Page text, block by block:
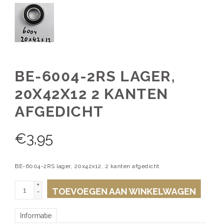
BE-6004-2RS LAGER,
20X42X12 2 KANTEN
AFGEDICHT
€3,95
BE-6004-2RS lager, 20x42x12, 2 kanten afgedicht
+
-
TOEVOEGEN AAN WINKELWAGEN
Informatie